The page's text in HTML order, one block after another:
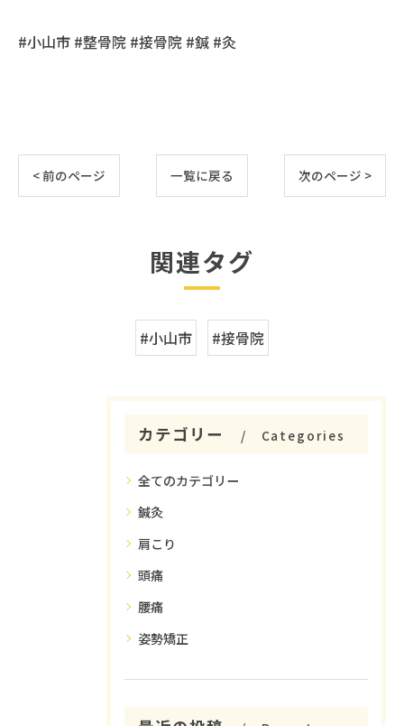
#小山市 #整骨院 #接骨院 #鍼 #灸
< 前のページ 一覧に戻る 次のページ >
関連タグ
#小山市 #接骨院
カテゴリー Categories
全てのカテゴリー
鍼灸
肩こり
頭痛
腰痛
姿勢矯正